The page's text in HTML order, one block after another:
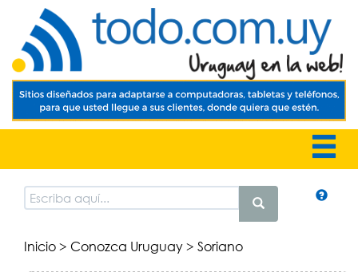
Inicio> Conozca Uruguay> Soriano